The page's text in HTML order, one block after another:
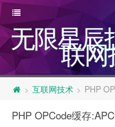
无限星辰
联网
> 互联网技术 > PHP
PHP OPCode缓存